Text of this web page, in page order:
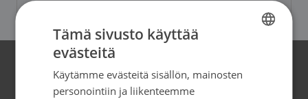
Yhteystiedot SWEDISH
Tämä sivusto käyttää
evästeitä
Käytämme evästeitä sisällön, mainosten
personointiin ja liikenteemme